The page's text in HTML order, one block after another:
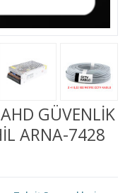
GÜVENLIK
ARNA-7428